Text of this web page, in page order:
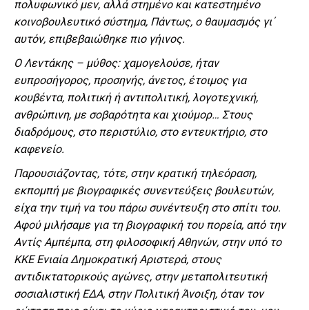
πολυφωνικό μεν, αλλά στημένο και κατεστημένο
κοινοβουλευτικό σύστημα, Πάντως, ο θαυμασμός γι΄
αυτόν, επιβεβαιώθηκε πιο γήινος.
Ο Λεντάκης – μύθος: χαμογελούσε, ήταν
ευπροσήγορος, προσηνής, άνετος, έτοιμος για
κουβέντα, πολιτική ή αντιπολιτική, λογοτεχνική,
ανθρώπινη, με σοβαρότητα και χιούμορ… Στους
διαδρόμους, στο περιστύλιο, στο εντευκτήριο, στο
καφενείο.
Παρουσιάζοντας, τότε, στην κρατική τηλεόραση,
εκπομπή με βιογραφικές συνεντεύξεις βουλευτών,
είχα την τιμή να του πάρω συνέντευξη στο σπίτι του.
Αφού μιλήσαμε για τη βιογραφική του πορεία, από την
Αντίς Αμπέμπα, στη φιλοσοφική Αθηνών, στην υπό το
ΚΚΕ Ενιαία Δημοκρατική Αριστερά, στους
αντιδικτατορικούς αγώνες, στην μεταπολιτευτική
σοσιαλιστική ΕΔΑ, στην Πολιτική Άνοιξη, όταν τον